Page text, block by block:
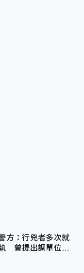
方：行兇者多次就
曾提出調單位已